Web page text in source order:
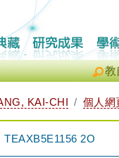
教
KAI-CHI 個人網
2O